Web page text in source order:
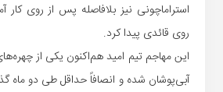
استراماچونی نیز بلافاصله پس از روی کار
روی قائدی پیدا کرد.
این مهاجم تیم امید هم‌اکنون یکی از
آبی‌پوشان شده و انصافاً حداقل طی دو ماه